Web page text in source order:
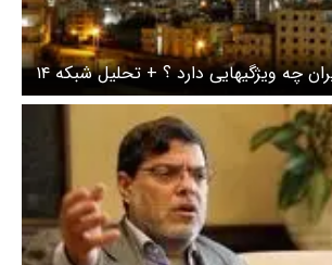
موشکهای جدید ایران چه ویژگیهایی دارد ؟ + تحلیل شبکه ۱۴